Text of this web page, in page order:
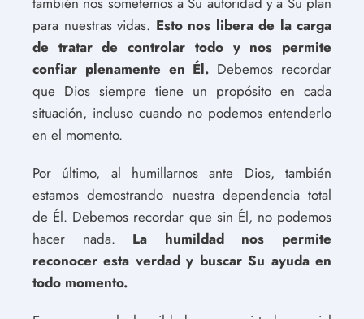
para nuestras vidas. Esto nos libera de la carga
de tratar de controlar todo y nos permite
confiar plenamente en Él. Debemos recordar
que Dios siempre tiene un propósito en cada
situación, incluso cuando no podemos entenderlo
en el momento.
Por último, al humillarnos ante Dios, también
estamos demostrando nuestra dependencia total
de Él. Debemos recordar que sin Él, no podemos
hacer nada. La humildad nos permite
reconocer esta verdad y buscar Su ayuda en
todo momento.